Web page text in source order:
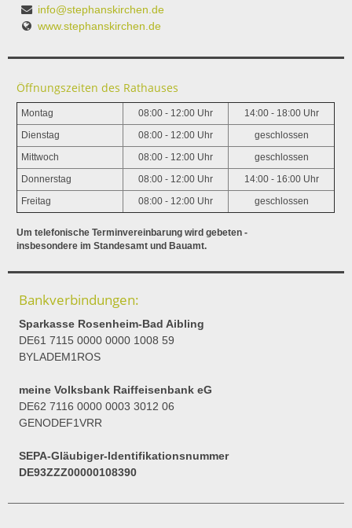
info@stephanskirchen.de
www.stephanskirchen.de
Öffnungszeiten des Rathauses
Montag 08:00 - 12:00 Uhr 14:00 - 18:00 Uhr
Dienstag 08:00 - 12:00 Uhr geschlossen
Mittwoch 08:00 - 12:00 Uhr geschlossen
Donnerstag 08:00 - 12:00 Uhr 14:00 - 16:00 Uhr
Freitag 08:00 - 12:00 Uhr geschlossen
Um telefonische Terminvereinbarung wird gebeten -
insbesondere im Standesamt und Bauamt.
Bankverbindungen:
Sparkasse Rosenheim-Bad Aibling
DE61 7115 0000 0000 1008 59
BYLADEM1ROS
meine Volksbank Raiffeisenbank eG
DE62 7116 0000 0003 3012 06
GENODEF1VRR
SEPA-Gläubiger-Identifikationsnummer
DE93ZZZ00000108390